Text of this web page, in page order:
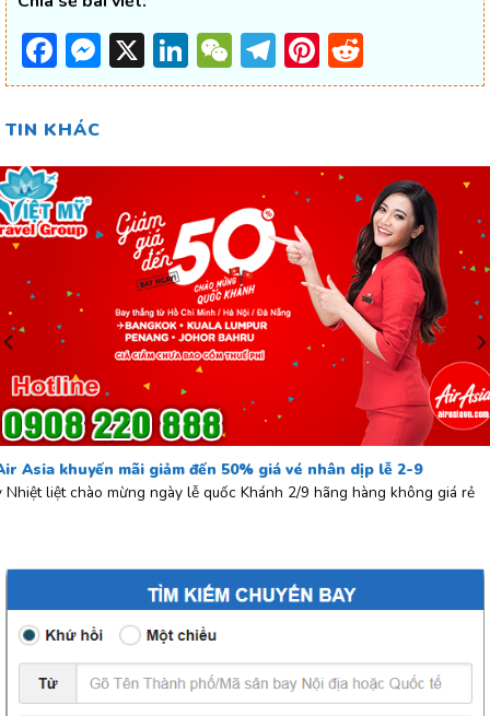
Facebook
Messenger
X LinkedIn
WeChat
Telegram
Pinterest
TIN KHÁC
Asia khuyến mãi giảm đến 50% giá vé nhân dịp lễ 2-9
Nhiệt liệt chào mừng ngày lễ quốc Khánh 2/9 hãng hàng không giá rẻ